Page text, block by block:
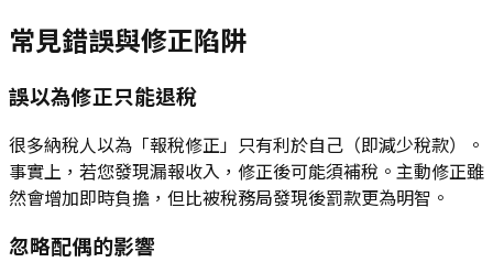
常見錯誤與修正陷阱
誤以為修正只能退稅
很多納稅人以為「報稅修正」只有利於自己（即減少稅款）。
事實上，若您發現漏報收入，修正後可能須補稅。主動修正雖
然會增加即時負擔，但比被稅務局發現後罰款更為明智。
忽略配偶的影響